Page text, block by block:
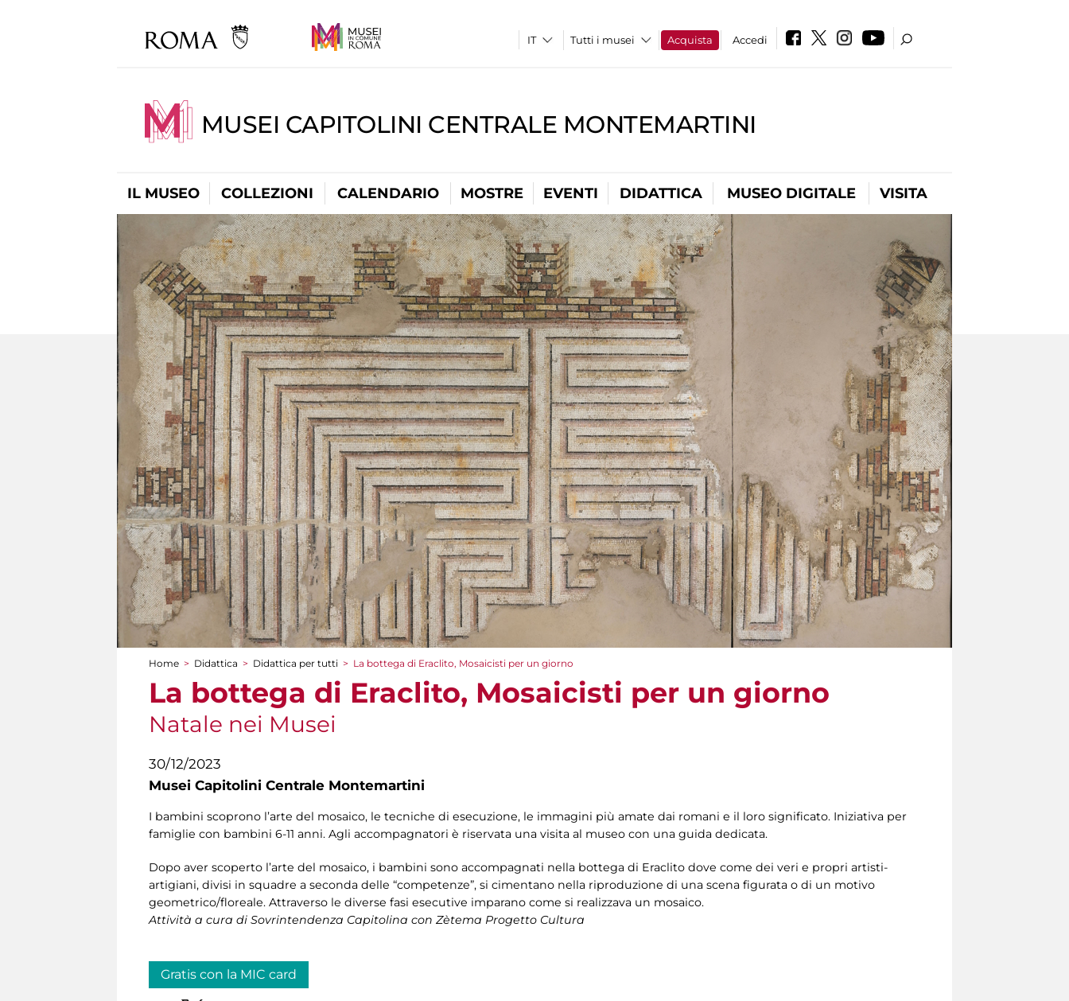
Tutti i musei Acquista Accedi
MUSEI CAPITOLINI CENTRALE MONTEMARTINI
IL MUSEO COLLEZIONI CALENDARIO MOSTRE EVENTI DIDATTICA MUSEO DIGITALE VISITA
Tu sei qui
Home > Didattica > Didattica per tutti > La bottega di Eraclito, Mosaicisti per un giorno
La bottega di Eraclito, Mosaicisti per un giorno
Natale nei Musei
30/12/2023
Musei Capitolini Centrale Montemartini
I bambini scoprono l’arte del mosaico, le tecniche di esecuzione, le immagini più amate dai romani e il loro significato. Iniziativa per
famiglie con bambini 6-11 anni. Agli accompagnatori è riservata una visita al museo con una guida dedicata.
Dopo aver scoperto l’arte del mosaico, i bambini sono accompagnati nella bottega di Eraclito dove come dei veri e propri artisti-
artigiani, divisi in squadre a seconda delle “competenze”, si cimentano nella riproduzione di una scena figurata o di un motivo
geometrico/floreale. Attraverso le diverse fasi esecutive imparano come si realizzava un mosaico.
Attività a cura di Sovrintendenza Capitolina con Zètema Progetto Cultura
Gratis con la MIC card